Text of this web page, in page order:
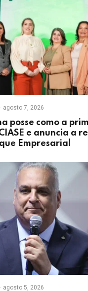
agosto 7, 2026
posse como a
e anuncia a
Empresarial
agosto 5, 2026